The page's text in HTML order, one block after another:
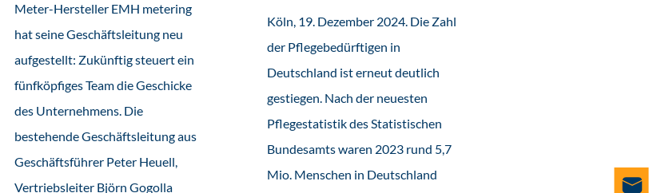
Meter-Hersteller EMH metering
hat seine Geschäftsleitung neu
aufgestellt: Zukünftig steuert ein
fünfköpfiges Team die Geschicke
des Unternehmens. Die
bestehende Geschäftsleitung aus
Geschäftsführer Peter Heuell,
Vertriebsleiter Björn Gogolla
Köln, 19. Dezember 2024. Die Zahl
der Pflegebedürftigen in
Deutschland ist erneut deutlich
gestiegen. Nach der neuesten
Pflegestatistik des Statistischen
Bundesamts waren 2023 rund 5,7
Mio. Menschen in Deutschland